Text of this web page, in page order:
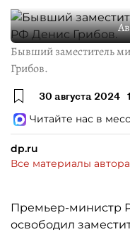
Бывший заместитель
Грибов.
30 августа 2024
Читайте нас в
dp.ru
Все материалы автора
Премьер-министр
освободил